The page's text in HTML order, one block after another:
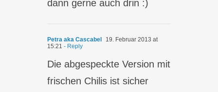
dann gerne auch drin :)
Petra aka Cascabel
19. Februar 2013 at
15:21 - Reply
Die abgespeckte Version mit
frischen Chilis ist sicher